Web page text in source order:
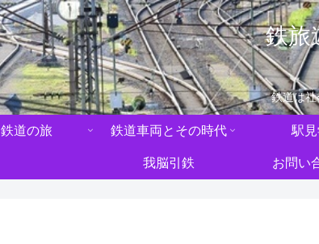
鉄旅
鉄道は
鉄道の旅 鉄道車両とその時代 駅
我脳引鉄 お問い